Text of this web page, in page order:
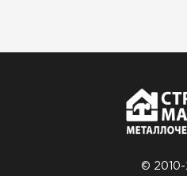
© 2010-